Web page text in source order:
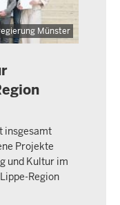
Münster
insgesamt
Projekte
und Kultur im
Region